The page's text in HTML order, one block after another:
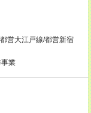
営大江戸線/都営新宿
業